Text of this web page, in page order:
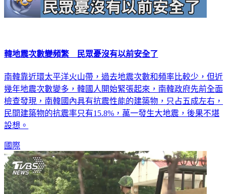
韓地震次數變頻繁 民眾憂沒有以前安全了
南韓靠近環太平洋火山帶，過去地震次數和頻率比較少，但近
幾年地震次數變多，韓國人開始緊張起來，南韓政府先前全面
檢查發現，南韓國內具有抗震性能的建築物，只占五成左右，
民間建築物的抗震率只有15.8%，萬一發生大地震，後果不堪
設想。
國際